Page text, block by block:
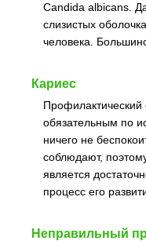
Candida аlbicans.
слизистых
человека.
Кариес
Профилактический
обязательным по
ничего не
соблюдают,
является
процесс его
Неправильный